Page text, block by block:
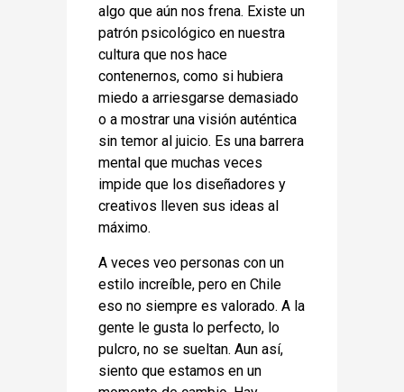
algo que aún nos frena. Existe un
patrón psicológico en nuestra
cultura que nos hace
contenernos, como si hubiera
miedo a arriesgarse demasiado
o a mostrar una visión auténtica
sin temor al juicio. Es una barrera
mental que muchas veces
impide que los diseñadores y
creativos lleven sus ideas al
máximo.
A veces veo personas con un
estilo increíble, pero en Chile
eso no siempre es valorado. A la
gente le gusta lo perfecto, lo
pulcro, no se sueltan. Aun así,
siento que estamos en un